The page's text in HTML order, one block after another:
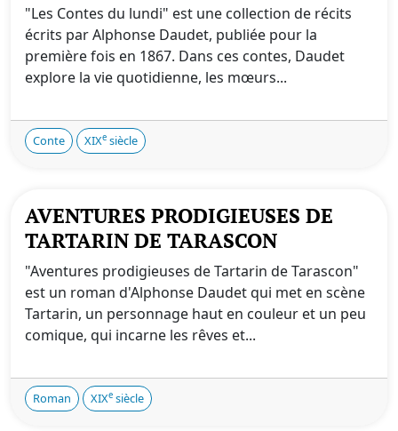
"Les Contes du lundi" est une collection de récits
écrits par Alphonse Daudet, publiée pour la
première fois en 1867. Dans ces contes, Daudet
explore la vie quotidienne, les mœurs...
Conte XIXe siècle
AVENTURES PRODIGIEUSES DE
TARTARIN DE TARASCON
"Aventures prodigieuses de Tartarin de Tarascon"
est un roman d'Alphonse Daudet qui met en scène
Tartarin, un personnage haut en couleur et un peu
comique, qui incarne les rêves et...
Roman XIXe siècle